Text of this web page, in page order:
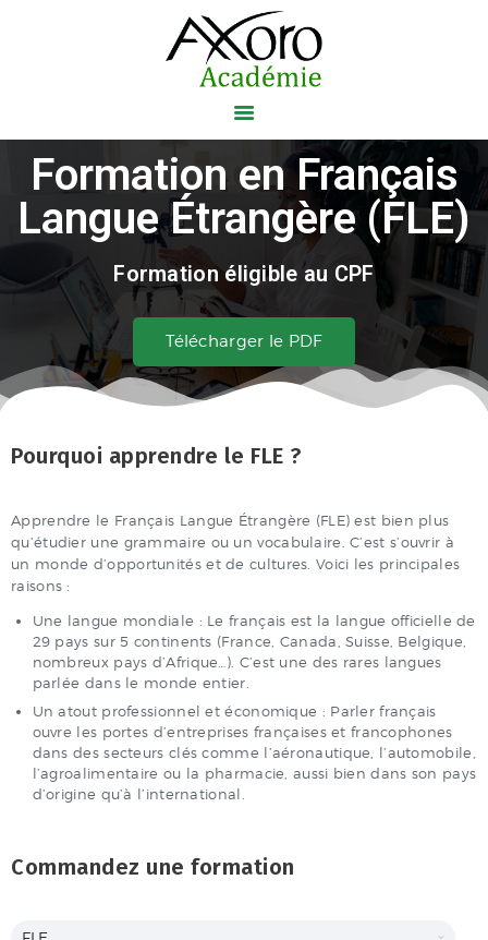
Axoro Académie
ACCUEIL
NOS FORMATIONS
NOS CERTIFICATIONS
AXOBLOG
A PROPOS
CONTACT
Formation en Français
Langue Étrangère (FLE)
Formation éligible au CPF
Télécharger le PDF
Pourquoi apprendre le FLE ?
Apprendre le Français Langue Étrangère (FLE) est bien plus
qu’étudier une grammaire ou un vocabulaire. C’est s’ouvrir à
un monde d’opportunités et de cultures. Voici les principales
raisons :
Une langue mondiale : Le français est la langue officielle de
29 pays sur 5 continents (France, Canada, Suisse, Belgique,
nombreux pays d’Afrique…). C’est une des rares langues
parlée dans le monde entier.
Un atout professionnel et économique : Parler français
ouvre les portes d’entreprises françaises et francophones
dans des secteurs clés comme l’aéronautique, l’automobile,
l’agroalimentaire ou la pharmacie, aussi bien dans son pays
d’origine qu’à l’international.
Commandez une formation